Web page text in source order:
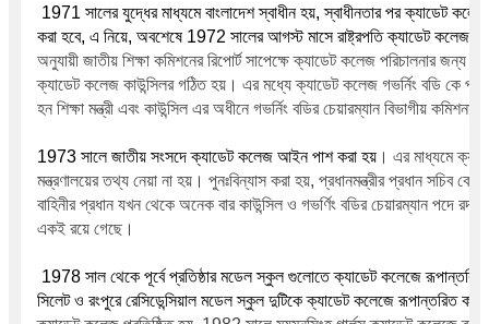
1971 সালের যুদ্ধের মাধ্যমে বাংলাদেশ স্বাধীন হয়, স্বাধীনতার পর ক্যাডেট
করা হবে, এ নিয়ে, অবশেষে 1972 সালের আগস্ট মাসে রাষ্ট্রপতি ক্যাডেট কলেজ
অনুযায়ী জাতীয় শিক্ষা কমিশনের রিপোর্ট সাপেক্ষে ক্যাডেট কলেজ পরিচালনার জন্য
ক্যাডেট কলেজ কাউন্সিলর গঠিত হয়। এর মধ্যে ক্যাডেট কলেজ গভর্নিং বডি কে
হন শিক্ষা মন্ত্রী এবং কাউন্সিল এর অধীনে গভর্নিং বডির চেয়ারম্যান বিভাগীয় কমিশনার
1973 সালে জাতীয় সংসদে ক্যাডেট কলেজ আইন পাশ করা হয়। এর মাধ্যমে
মন্ত্রণালয়ের তথ্য নেয়া না হয়। পুনঃবিন্যাস করা হয়, প্রধানমন্ত্রীর প্রধান সচিব কে
বাহিনীর প্রধান যখন থেকে অনেক বার কাউন্সিল ও গভর্ণিং বডির চেয়ারম্যান পদে
একই রয়ে গেছে।
1978 সাল থেকে পূর্বে প্রতিষ্ঠার মডেল স্কুল গুলোতে ক্যাডেট কলেজে
সিলেট ও রংপুরে রেসিডেন্সিয়াল মডেল স্কুল দুটিকে ক্যাডেট কলেজে রূপান্তরিত করা